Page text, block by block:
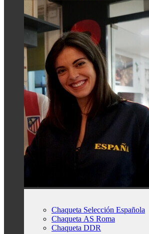
Chaqueta Selección Española
Chaqueta AS Roma
Chaqueta DDR